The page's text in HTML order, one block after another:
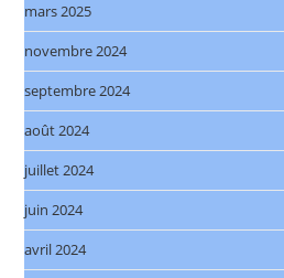
mars 2025
novembre 2024
septembre 2024
août 2024
juillet 2024
juin 2024
avril 2024